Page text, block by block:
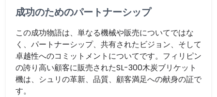
成功のためのパートナーシップ
この成功物語は、単なる機械や販売についてではな
く、パートナーシップ、共有されたビジョン、そして
卓越性へのコミットメントについてです。フィリピン
の誇り高い顧客に販売されたSL-300木炭ブリケット
機は、シュリの革新、品質、顧客満足への献身の証で
す。